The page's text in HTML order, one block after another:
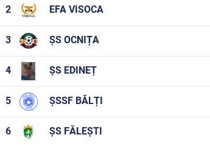
2 EFA VISOCA
3 ȘS OCNIȚA
4 ȘS EDINEȚ
5 ȘSSF BĂLȚI
6 ȘS FĂLEȘTI